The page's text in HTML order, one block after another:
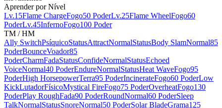
Aprender por Nível
Lv.15Flame ChargeFogo50 PoderLv.25Flame WheelFogo60
PoderLv.45InfernoFogo100 Poder
TM / HM
Ally SwitchPsíquicoStatusAttractNormalStatusBody SlamNormal85
PoderBounceVoador85
PoderCharmFadaStatusConfideNormalStatusEchoed
VoiceNormal40 PoderEndureNormalStatusHeat WaveFogo95
PoderHigh HorsepowerTerra95 PoderIncinerateFogo60 PoderLow
KickLutadorFísicoMystical FireFogo75 PoderOverheatFogo130
PoderPlay RoughFada90 PoderRoundNormal60 PoderSleep
TalkNormalStatusSnoreNormal50 PoderSolar BladeGrama125